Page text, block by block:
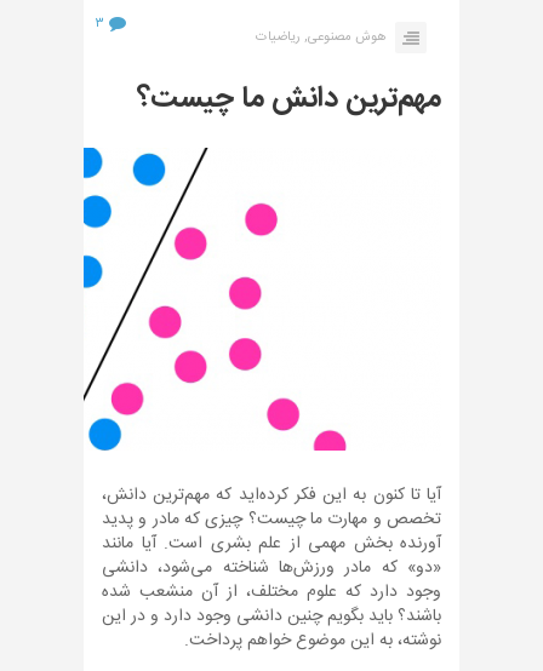
هوش مصنوعی, ریاضیات
۳
مهم‌ترین دانش ما چیست؟
آیا تا کنون به این فکر کرده‌اید که مهم‌ترین دانش،
تخصص و مهارت ما چیست؟ چیزی که مادر و پدید
آورنده بخش مهمی از علم بشری است. آیا مانند
«دو» که مادر ورزش‌ها شناخته می‌شود، دانشی
وجود دارد که علوم مختلف، از آن منشعب شده
باشند؟ باید بگویم چنین دانشی وجود دارد و در این
نوشته، به این موضوع خواهم پرداخت.